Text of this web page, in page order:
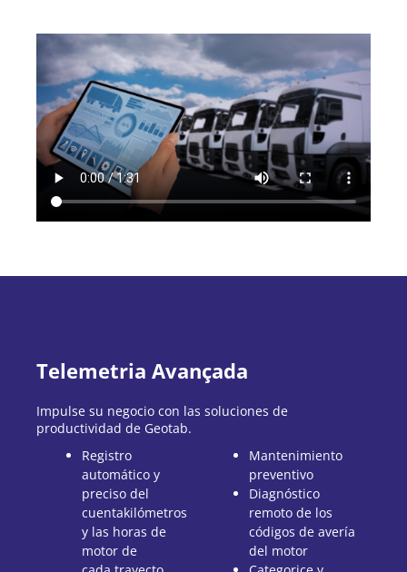
Telemetria Avançada
Impulse su negocio con las soluciones de
productividad de Geotab.
Registro
automático y
preciso del
cuentakilómetros
y las horas de
motor de
Mantenimiento
preventivo
Diagnóstico
remoto de los
códigos de avería
del motor